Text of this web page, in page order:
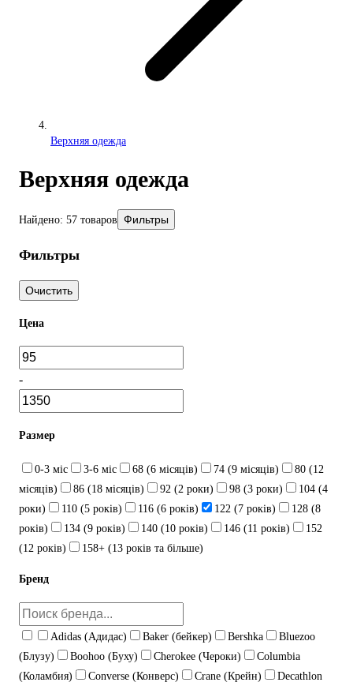
Верхняя одежда
Верхняя одежда
Найдено: 57 товаров Фильтры
Фильтры
Очистить
Цена
-
Размер
0-3 міс 3-6 міс 68 (6 місяців) 74 (9 місяців)
80 (12
місяців)
86 (18 місяців) 92 (2 роки) 98 (3 роки)
104 (4
роки)
110 (5 років) 116 (6 років) 122 (7 років)
128 (8
років)
134 (9 років) 140 (10 років) 146 (11 років)
152
(12 років)
158+ (13 років та більше)
Бренд
Adidas (Адидас) Baker (бейкер) Bershka
Bluezoo
(Блузу)
Boohoo (Буху) Cherokee (Чероки)
Columbia
(Коламбия)
Converse (Конверс) Crane (Крейн)
Decathlon